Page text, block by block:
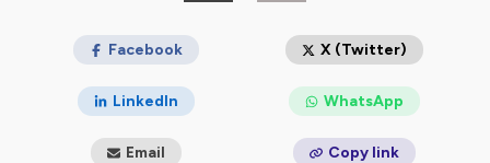
✦ L'Hémi'Science, c'est l'émission qui parle de sciences
Facebook X (Twitter)
LinkedIn WhatsApp
Email Copy link